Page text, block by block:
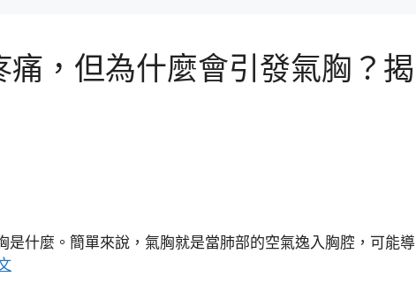
痛，但為什麼會引發氣胸？揭
是什麼。簡單來說，氣胸就是當肺部的空氣逸入胸腔，可能導